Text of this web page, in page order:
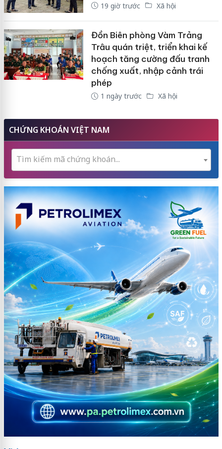
19 giờ trước Xã hội
Đồn Biên phòng Vàm Trảng
Trâu quán triệt, triển khai kế
hoạch tăng cường đấu tranh
chống xuất, nhập cảnh trái
phép
1 ngày trước Xã hội
CHỨNG KHOÁN VIỆT NAM
Tìm kiếm mã chứng khoán...